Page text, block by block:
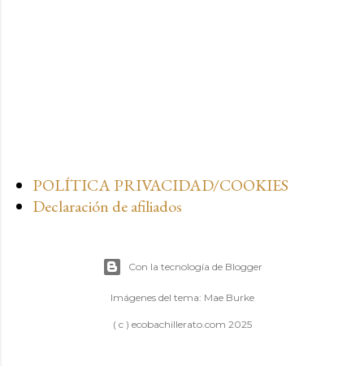
POLÍTICA PRIVACIDAD/COOKIES
Declaración de afiliados
Con la tecnología de Blogger
Imágenes del tema: Mae Burke
( c ) ecobachillerato.com 2025